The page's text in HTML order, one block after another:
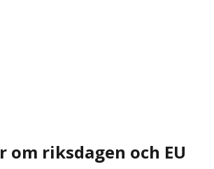
om riksdagen och EU